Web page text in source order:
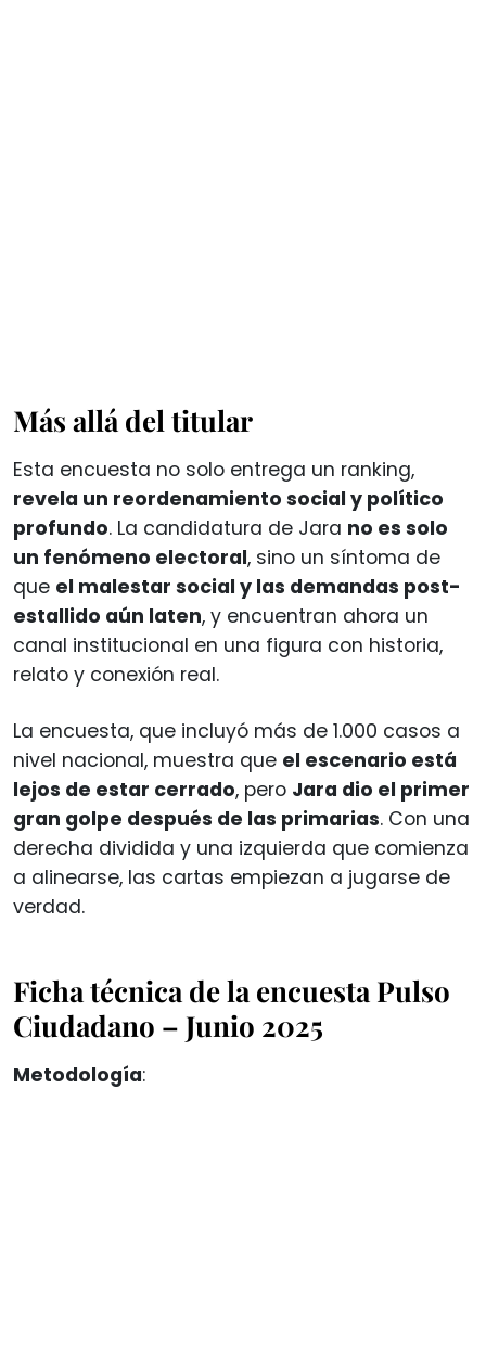
Más allá del titular
Esta encuesta no solo entrega un ranking,
revela un reordenamiento social y político
profundo. La candidatura de Jara no es solo
un fenómeno electoral, sino un síntoma de
que el malestar social y las demandas post-
estallido aún laten, y encuentran ahora un
canal institucional en una figura con historia,
relato y conexión real.
La encuesta, que incluyó más de 1.000 casos a
nivel nacional, muestra que el escenario está
lejos de estar cerrado, pero Jara dio el primer
gran golpe después de las primarias. Con una
derecha dividida y una izquierda que comienza
a alinearse, las cartas empiezan a jugarse de
verdad.
Ficha técnica de la encuesta Pulso
Ciudadano – Junio 2025
Metodología: